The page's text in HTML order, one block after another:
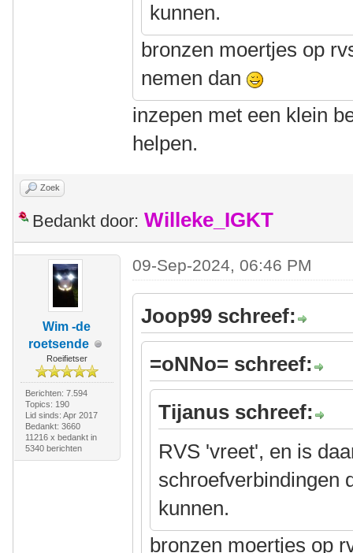
kunnen.
bronzen moertjes op
nemen dan
inzepen met een klein
helpen.
Zoek
Bedankt door: Willeke_IGKT
Wim -de
roetsende
Roeifietser
Berichten: 7.594
Topics: 190
Lid sinds: Apr 2017
Bedankt: 3660
11216 x bedankt in
5340 berichten
09-Sep-2024, 06:46 PM
Joop99 schreef:
=oNNo= schreef:
Tijanus schreef:
RVS 'vreet', en is
schroefverbindingen
kunnen.
bronzen moertjes op